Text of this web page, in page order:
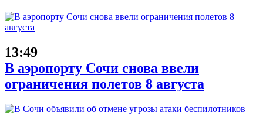
13:49
В аэропорту Сочи снова ввели
ограничения полетов 8 августа